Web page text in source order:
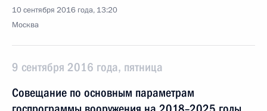
10 сентября 2016 года, 13:20
Москва
9 сентября 2016 года, пятница
Совещание по основным параметрам